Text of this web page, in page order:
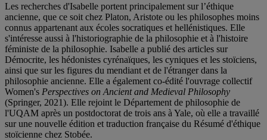
Les recherches d'Isabelle portent principalement sur l’éthique
ancienne, que ce soit chez Platon, Aristote ou les philosophes moins
connus appartenant aux écoles socratiques et hellénistiques. Elle
s'intéresse aussi à l'historiographie de la philosophie et à l'histoire
féministe de la philosophie. Isabelle a publié des articles sur
Démocrite, les hédonistes cyrénaïques, les cyniques et les stoïciens,
ainsi que sur les figures du mendiant et de l'étranger dans la
philosophie ancienne. Elle a également co-édité l'ouvrage collectif
Women's Perspectives on Ancient and Medieval Philosophy
(Springer, 2021). Elle rejoint le Département de philosophie de
l'UQAM après un postdoctorat de trois ans à Yale, où elle a travaillé
sur une nouvelle édition et traduction française du Résumé d'éthique
stoïcienne chez Stobée.